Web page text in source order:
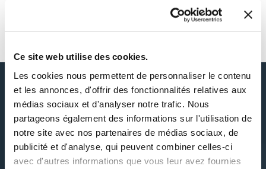
Ce site web utilise des cookies.
Les cookies nous permettent de personnaliser le contenu
et les annonces, d'offrir des fonctionnalités relatives aux
médias sociaux et d'analyser notre trafic. Nous
partageons également des informations sur l'utilisation de
notre site avec nos partenaires de médias sociaux, de
publicité et d'analyse, qui peuvent combiner celles-ci
avec d'autres informations que vous leur avez fournies